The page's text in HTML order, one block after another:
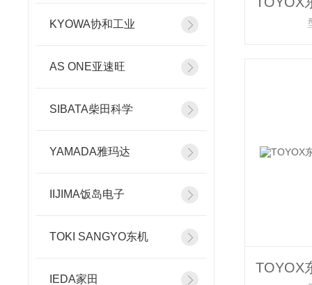
KYOWA协和工业
AS ONE亚速旺
SIBATA柴田科学
YAMADA雅玛达
IIJIMA饭岛电子
TOKI SANGYO东机
IEDA家田